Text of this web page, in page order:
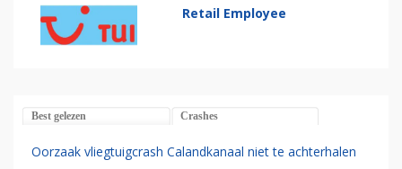
Retail Employee
Best gelezen Crashes
Oorzaak vliegtuigcrash Calandkanaal niet te achterhalen